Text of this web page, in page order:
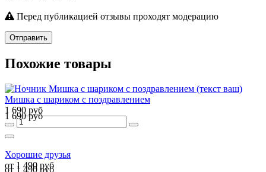
Перед публикацией отзывы проходят модерацию
Отправить
Похожие товары
Мишка с шариком с поздравлением
1 690 руб
1 690 руб
Хорошие друзья
от 1 490 руб
от 1 490 руб